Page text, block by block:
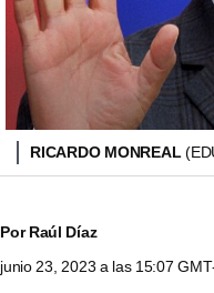
RICARDO MONREAL
PorRaúl Díaz
junio 23, 2023 a las 15:07